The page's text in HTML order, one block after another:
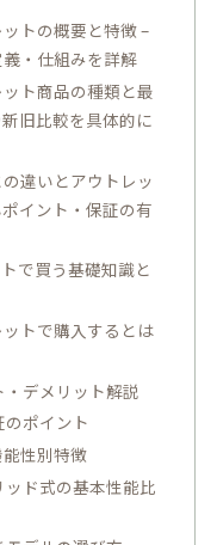
トの概要と特徴 –
・仕組みを詳解
ト商品の種類と最
旧比較を具体的に
違いとアウトレッ
イント・保証の有
で買う基礎知識と
トで購入するとは
デメリット解説
ポイント
性別特徴
ド式の基本性能比